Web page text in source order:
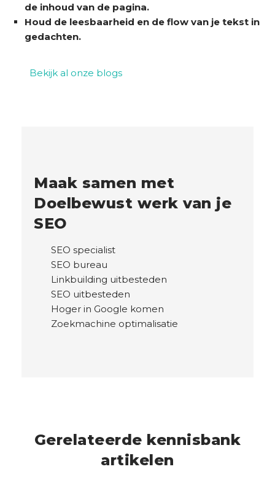
de inhoud van de pagina.
Houd de leesbaarheid en de flow van je tekst in
gedachten.
Gerelateerde kennisbank
artikelen
Maak samen met
Doelbewust werk van je
SEO
SEO specialist
SEO bureau
Linkbuilding uitbesteden
SEO uitbesteden
Hoger in Google komen
Zoekmachine optimalisatie
Bekijk al onze blogs